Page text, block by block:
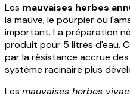
Les mauvaises herbes
la mauve, le pourpier ou
important. La préparation
produit pour 5 litres d'eau.
par la résistance accrue
système racinaire plus
Les mauvaises herbes